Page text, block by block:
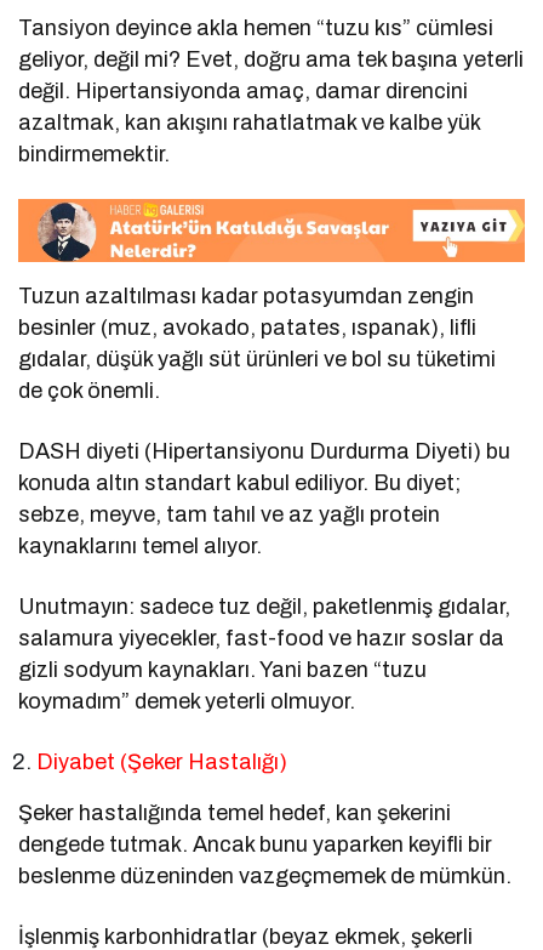
Tansiyon deyince akla hemen “tuzu kıs” cümlesi
geliyor, değil mi? Evet, doğru ama tek başına yeterli
değil. Hipertansiyonda amaç, damar direncini
azaltmak, kan akışını rahatlatmak ve kalbe yük
bindirmemektir.
Tuzun azaltılması kadar potasyumdan zengin
besinler (muz, avokado, patates, ıspanak), lifli
gıdalar, düşük yağlı süt ürünleri ve bol su tüketimi
de çok önemli.
DASH diyeti (Hipertansiyonu Durdurma Diyeti) bu
konuda altın standart kabul ediliyor. Bu diyet;
sebze, meyve, tam tahıl ve az yağlı protein
kaynaklarını temel alıyor.
Unutmayın: sadece tuz değil, paketlenmiş gıdalar,
salamura yiyecekler, fast-food ve hazır soslar da
gizli sodyum kaynakları. Yani bazen “tuzu
koymadım” demek yeterli olmuyor.
Diyabet (Şeker Hastalığı)
Şeker hastalığında temel hedef, kan şekerini
dengede tutmak. Ancak bunu yaparken keyifli bir
beslenme düzeninden vazgeçmemek de mümkün.
İşlenmiş karbonhidratlar (beyaz ekmek, şekerli